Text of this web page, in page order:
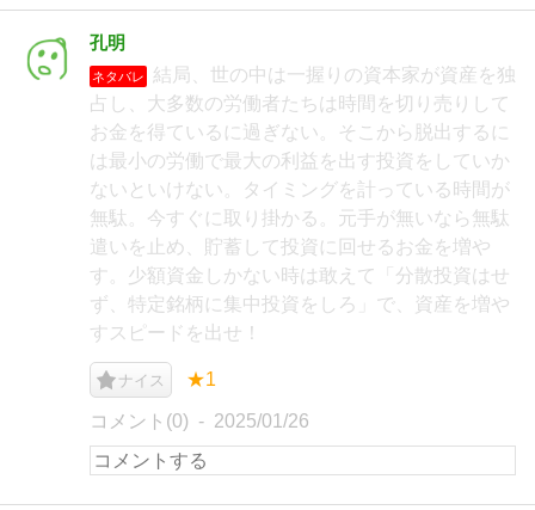
孔明
ネタバレ
結局、世の中は一握りの資本家が資産を独
占し、大多数の労働者たちは時間を切り売りして
お金を得ているに過ぎない。そこから脱出するに
は最小の労働で最大の利益を出す投資をしていか
ないといけない。タイミングを計っている時間が
無駄。今すぐに取り掛かる。元手が無いなら無駄
遣いを止め、貯蓄して投資に回せるお金を増や
す。少額資金しかない時は敢えて「分散投資はせ
ず、特定銘柄に集中投資をしろ」で、資産を増や
すスピードを出せ！
ナイス ★1
コメント(0) 2025/01/26